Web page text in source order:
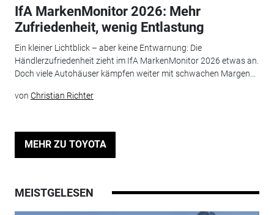
IfA MarkenMonitor 2026: Mehr
Zufriedenheit, wenig Entlastung
Ein kleiner Lichtblick – aber keine Entwarnung: Die
Händlerzufriedenheit zieht im IfA MarkenMonitor 2026 etwas an.
Doch viele Autohäuser kämpfen weiter mit schwachen Margen...
von Christian Richter
MEHR ZU TOYOTA
MEISTGELESEN